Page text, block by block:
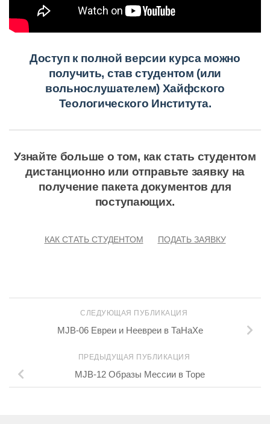
Доступ к полной версии курса можно
получить, став студентом (или
вольнослушателем) Хайфского
Теологического Института.
Узнайте больше о том, как стать студентом
дистанционно или отправьте заявку на
получение пакета документов для
поступающих.
КАК СТАТЬ СТУДЕНТОМ ПОДАТЬ ЗАЯВКУ
СЛЕДУЮЩАЯ ПУБЛИКАЦИЯ
MJB-06 Евреи и Неевреи в ТаНаХе
ПРЕДЫДУЩАЯ ПУБЛИКАЦИЯ
MJB-12 Образы Мессии в Торе